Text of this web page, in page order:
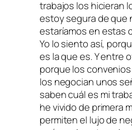
trabajos los hicieran
estoy segura de que
estaríamos en estas
Yo lo siento así,
es la que es. Y entre
porque los
los negocian unos
saben cuál es mi
he vivido de primera
permiten el lujo de